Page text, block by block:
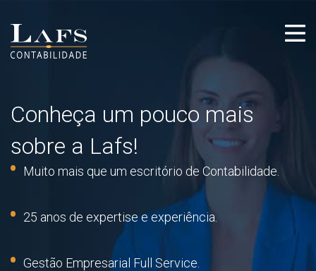
Conheça um pouco mais
sobre a Lafs!
Muito mais que um escritório de Contabilidade.
25 anos de expertise e experiência.
Gestão Empresarial Full Service.